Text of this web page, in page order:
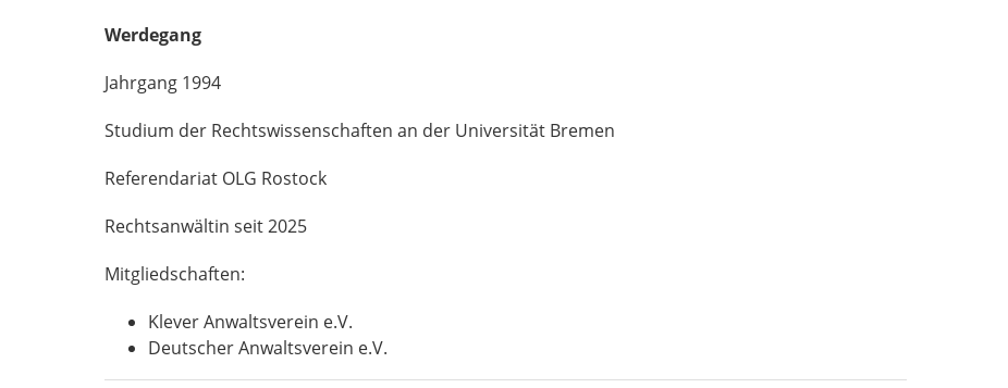
Werdegang
Jahrgang 1994
Studium der Rechtswissenschaften an der Universität Bremen
Referendariat OLG Rostock
Rechtsanwältin seit 2025
Mitgliedschaften:
Klever Anwaltsverein e.V.
Deutscher Anwaltsverein e.V.